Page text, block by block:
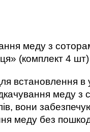
меду з
(комплект 4 шт)
встановлення
меду з
вони
меду без